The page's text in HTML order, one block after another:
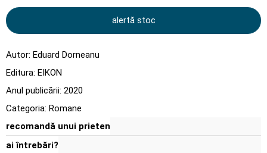
alertă stoc
Autor: Eduard Dorneanu
Editura: EIKON
Anul publicării: 2020
Categoria: Romane
recomandă unui prieten
ai întrebări?